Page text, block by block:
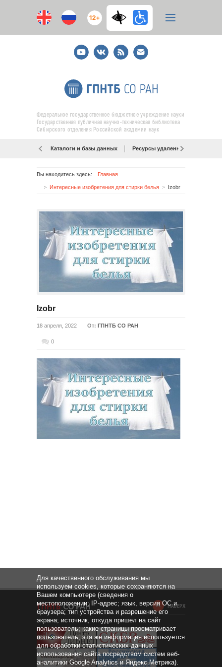
12+
YoutubeВКонтакте
RSS
E-
mail
подписка
Федеральное государственное бюджетное учреждение науки
Государственная публичная научно-техническая библиотека
Сибирского отделения Российской академии наук
Каталоги и базы данных Ресурсы удаленного доступа
Вы находитесь здесь: Главная
Интересные изобретения для стирки белья Izobr
Izobr
18 апреля, 2022 От: ГПНТБ СО РАН
0
НАВЕРХ
Для качественного обслуживания мы
используем cookies, которые сохраняются на
Вашем компьютере (сведения о
местоположении; IP-адрес; язык, версия ОС и
браузера; тип устройства и разрешение его
экрана; источник, откуда пришел на сайт
пользователь; какие страницы просматривает
пользователь; эта же информация используется
для обработки статистических данных
использования сайта посредством систем веб-
аналитики Google Analytics и Яндекс.Метрика).